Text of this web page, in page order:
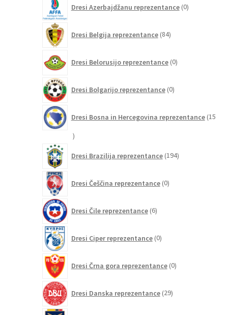
Dresi Azerbajdžanu reprezentance 0izdelkov
Dresi Belgija reprezentance 84izdelkov
Dresi Belorusijo reprezentance 0izdelkov
Dresi Bolgarijo reprezentance 0izdelkov
Dresi Bosna in Hercegovina reprezentance 15
15
Dresi Brazilija reprezentance 194izdelkov
Dresi Češčina reprezentance 0izdelkov
Dresi Čile reprezentance 6izdelkov
Dresi Ciper reprezentance 0izdelkov
Dresi Črna gora reprezentance 0izdelkov
Dresi Danska reprezentance 29izdelkov